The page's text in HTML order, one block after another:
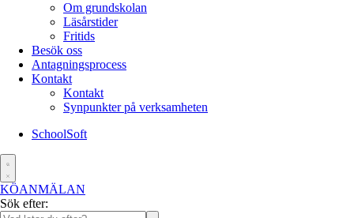
Om grundskolan
Läsårstider
Fritids
Besök oss
Antagningsprocess
Kontakt
Kontakt
Synpunkter på verksamheten
SchoolSoft
KÖANMÄLAN
Sök efter: